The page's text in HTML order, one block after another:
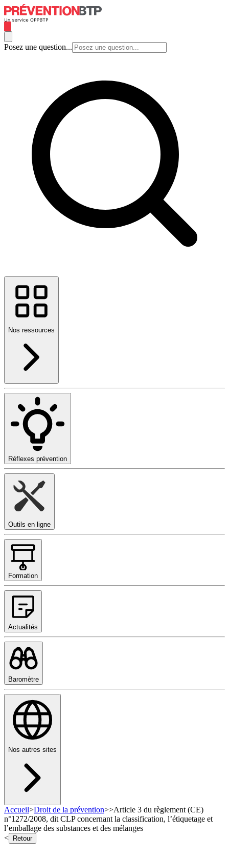
Posez une question...
Nos ressources
Réflexes prévention
Outils en ligne
Formation
Actualités
Baromètre
Nos autres sites
Accueil>Droit de la prévention>>Article 3 du règlement (CE)
n°1272/2008, dit CLP concernant la classification, l’étiquetage et
l’emballage des substances et des mélanges
<
Retour